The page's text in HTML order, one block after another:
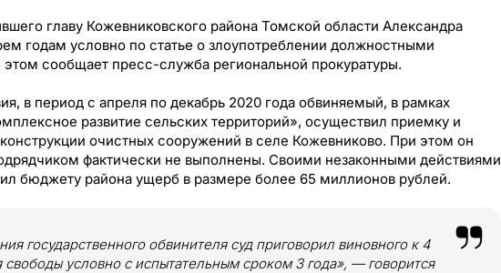
главу Кожевниковского района Томской области Александра
годам условно по статье о злоупотреблении должностными
сообщает пресс-служба региональной прокуратуры.
в период с апреля по декабрь 2020 года обвиняемый, в рамках
развитие сельских территорий», осуществил приемку и
очистных сооружений в селе Кожевниково. При этом он
фактически не выполнены. Своими незаконными действиями
бюджету района ущерб в размере более 65 миллионов рублей.
государственного обвинителя суд приговорил виновного к 4
условно с испытательным сроком 3 года», — говорится